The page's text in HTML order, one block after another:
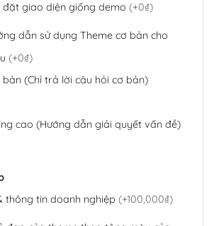
đặt giao diện giống demo (+0₫)
dẫn sử dụng Theme cơ bản cho
(+0₫)
(Chỉ trả lời câu hỏi cơ bản)
cao (Hướng dẫn giải quyết vấn đề)
thông tin doanh nghiệp (+100,000₫)